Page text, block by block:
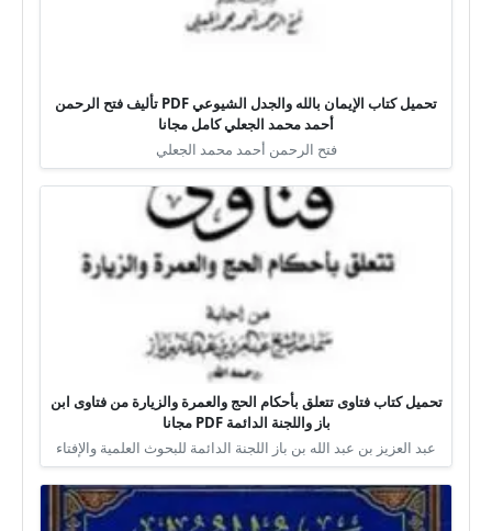
تحميل كتاب الإيمان بالله والجدل الشيوعي PDF تأليف فتح الرحمن
أحمد محمد الجعلي كامل مجانا
فتح الرحمن أحمد محمد الجعلي
تحميل كتاب فتاوى تتعلق بأحكام الحج والعمرة والزيارة من فتاوى ابن
باز واللجنة الدائمة PDF مجانا
عبد العزيز بن عبد الله بن باز اللجنة الدائمة للبحوث العلمية والإفتاء